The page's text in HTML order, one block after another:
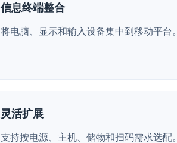
信息终端整合
将电脑、显示和输入设备集中到移动平台。
灵活扩展
支持按电源、主机、储物和扫码需求选配。